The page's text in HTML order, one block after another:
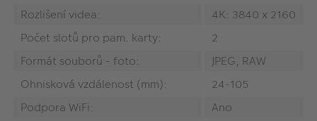
Rozlišení videa:
4K: 3840 x 2160
Počet slotů pro pam. karty:
2
Formát souborů - foto:
JPEG, RAW
Ohnisková vzdálenost (mm):
24-105
Podpora WiFi:
Ano